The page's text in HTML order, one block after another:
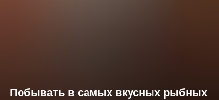
Побывать в самых вкусных рыбных